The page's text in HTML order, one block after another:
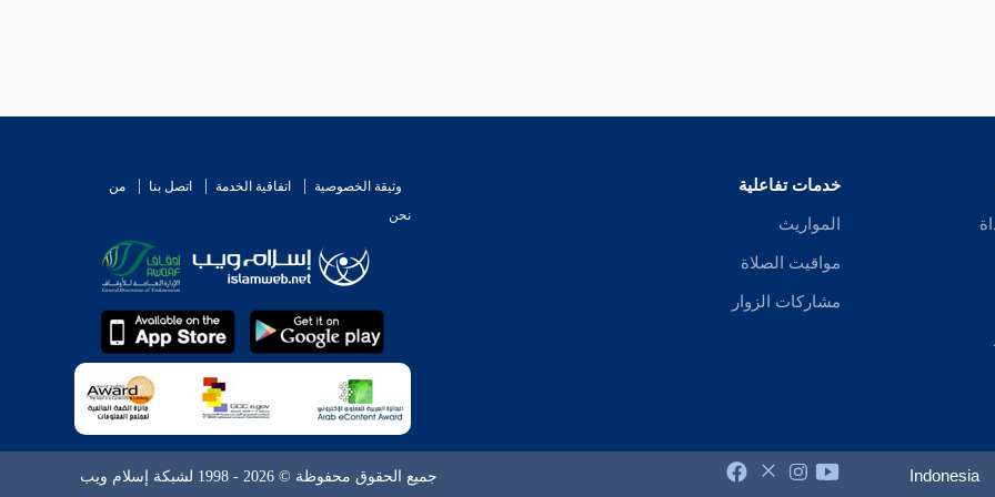
خدمات تفاعلية
المواريث
مواقيت الصلاة
مشاركات الزوار
وثيقة الخصوصية اتفاقية الخدمة اتصل بنا
من
نحن
Indonesia جميع الحقوق محفوظة © 2026 - 1998 لشبكة إسلام ويب